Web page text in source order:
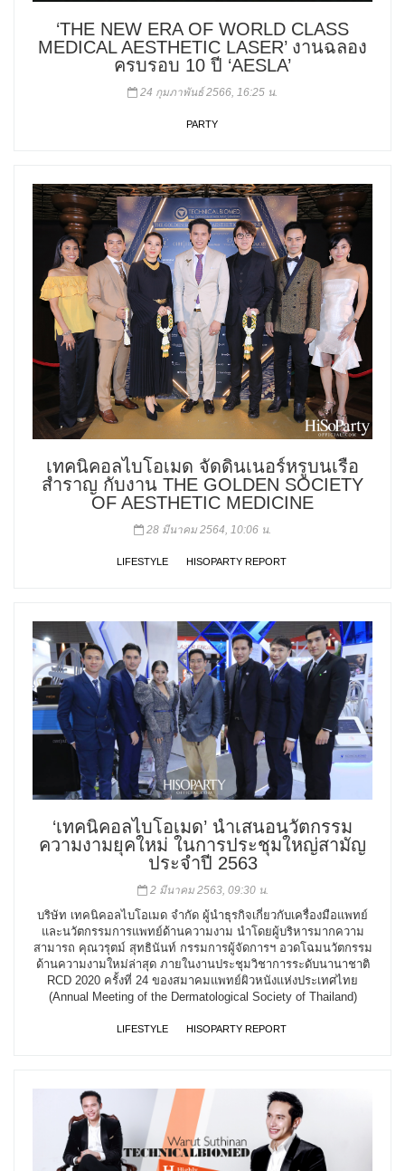
‘THE NEW ERA OF WORLD CLASS
MEDICAL AESTHETIC LASER’ งานฉลอง
ครบรอบ 10 ปี ‘AESLA’
24 กุมภาพันธ์ 2566, 16:25 น.
PARTY
เทคนิคอลไบโอเมด จัดดินเนอร์หรูบนเรือ
สำราญ กับงาน THE GOLDEN SOCIETY
OF AESTHETIC MEDICINE
28 มีนาคม 2564, 10:06 น.
LIFESTYLE HISOPARTY REPORT
‘เทคนิคอลไบโอเมด’ นำเสนอนวัตกรรม
ความงามยุคใหม่ ในการประชุมใหญ่สามัญ
ประจำปี 2563
2 มีนาคม 2563, 09:30 น.
บริษัท เทคนิคอลไบโอเมด จำกัด ผู้นำธุรกิจเกี่ยวกับเครื่องมือแพทย์
และนวัตกรรมการแพทย์ด้านความงาม นำโดยผู้บริหารมากความ
สามารถ คุณวรุตม์ สุทธินันท์ กรรมการผู้จัดการฯ อวดโฉมนวัตกรรม
ด้านความงามใหม่ล่าสุด ภายในงานประชุมวิชาการระดับนานาชาติ
RCD 2020 ครั้งที่ 24 ของสมาคมแพทย์ผิวหนังแห่งประเทศไทย
(Annual Meeting of the Dermatological Society of Thailand)
LIFESTYLE HISOPARTY REPORT